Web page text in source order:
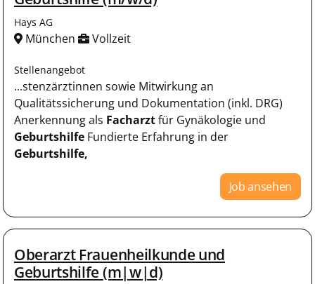
Hays AG
München Vollzeit
Stellenangebot
...stenzärztinnen sowie Mitwirkung an
Qualitätssicherung und Dokumentation (inkl. DRG)
Anerkennung als Facharztfür Gynäkologie und
Geburtshilfe Fundierte Erfahrung in der
Geburtshilfe,
Job ansehen
Oberarzt Frauenheilkunde und
Geburtshilfe (m|w|d)